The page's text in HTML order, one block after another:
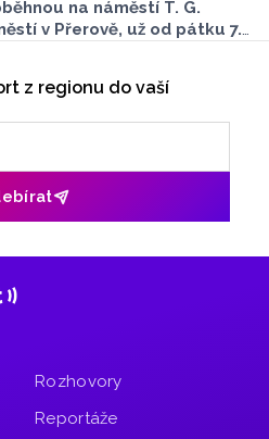
na náměstí T. G.
v Přerově, už od pátku 7.
z regionu do vaší
Rozhovory
Reportáže